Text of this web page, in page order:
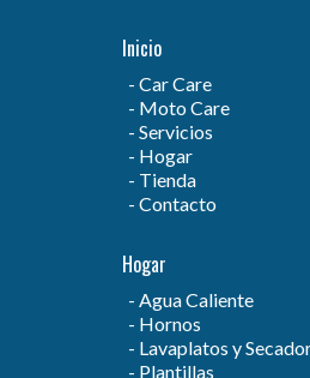
Inicio
Car Care
Moto Care
Servicios
Hogar
Tienda
Contacto
Hogar
Agua Caliente
Hornos
Lavaplatos y
Plantillas